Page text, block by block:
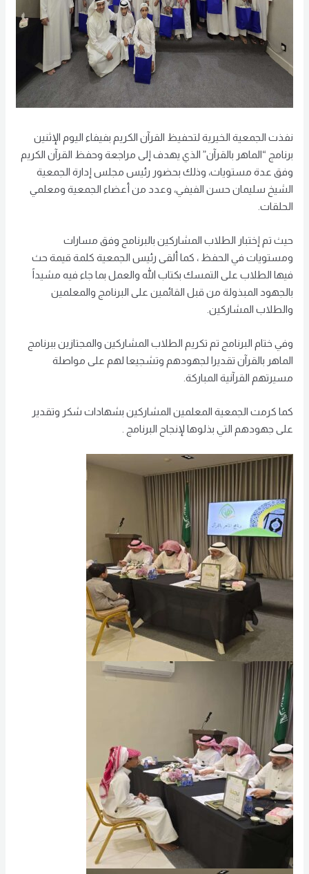
نفذت الجمعية الخيرية لتحفيظ القرآن الكريم بفيفاء اليوم الإثنين
برنامج “الماهر بالقرآن” الذي يهدف إلى مراجعة وحفظ القرآن الكريم
وفق عدة مستويات، وذلك بحضور رئيس مجلس إدارة الجمعية
الشيخ سليمان حسن الفيفي، وعدد من أعضاء الجمعية ومعلمي
الحلقات.
حيث تم إختبار الطلاب المشاركين بالبرنامج وفق مسارات
ومستويات في الحفظ ، كما ألقى رئيس الجمعية كلمة قيمة حث
فيها الطلاب على التمسك بكتاب الله والعمل بما جاء فيه مشيداً
بالجهود المبذولة من قبل القائمين على البرنامج والمعلمين
والطلاب المشاركين.
وفي ختام البرنامج تم تكريم الطلاب المشاركين والمجتازين ببرنامج
الماهر بالقرآن تقديرا لجهودهم وتشجيعا لهم على مواصلة
مسيرتهم القرآنية المباركة.
كما كرمت الجمعية المعلمين المشاركين بشهادات شكر وتقدير
على جهودهم التي بذلوها لإنجاح البرنامج .